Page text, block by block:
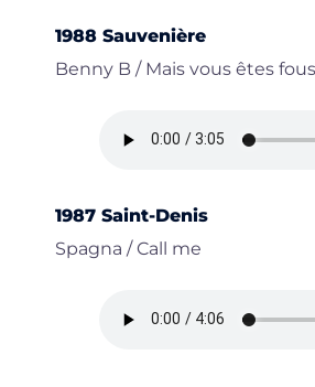
1988 Sauvenière
Benny B / Mais vous êtes fous
1987 Saint-Denis
Spagna / Call me